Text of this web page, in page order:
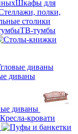
Шкафы для
полки,
столики
ТВ-тумбы
диваны
диваны
Кресла-кровати